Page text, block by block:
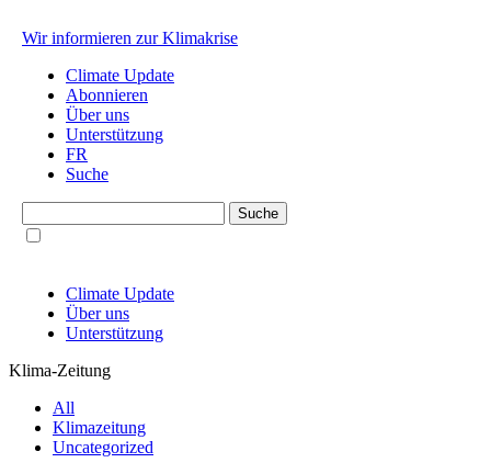
Wir informieren zur Klimakrise
Climate Update
Abonnieren
Über uns
Unterstützung
FR
Suche
Climate Update
Über uns
Unterstützung
Klima-Zeitung
All
Klimazeitung
Uncategorized